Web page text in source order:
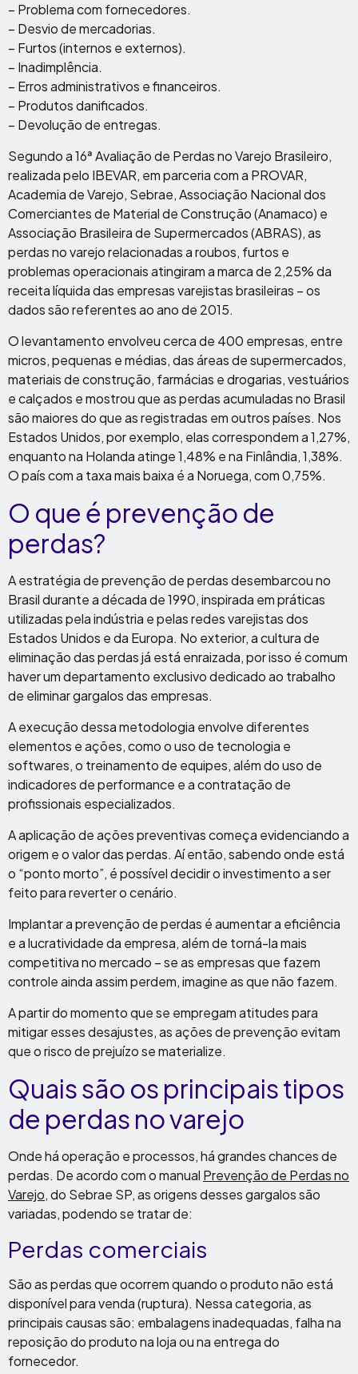
– Problema com fornecedores.
– Desvio de mercadorias.
– Furtos (internos e externos).
– Inadimplência.
– Erros administrativos e financeiros.
– Produtos danificados.
– Devolução de entregas.
Segundo a 16ª Avaliação de Perdas no Varejo Brasileiro,
realizada pelo IBEVAR, em parceria com a PROVAR,
Academia de Varejo, Sebrae, Associação Nacional dos
Comerciantes de Material de Construção (Anamaco) e
Associação Brasileira de Supermercados (ABRAS), as
perdas no varejo relacionadas a roubos, furtos e
problemas operacionais atingiram a marca de 2,25% da
receita líquida das empresas varejistas brasileiras – os
dados são referentes ao ano de 2015.
O levantamento envolveu cerca de 400 empresas, entre
micros, pequenas e médias, das áreas de supermercados,
materiais de construção, farmácias e drogarias, vestuários
e calçados e mostrou que as perdas acumuladas no Brasil
são maiores do que as registradas em outros países. Nos
Estados Unidos, por exemplo, elas correspondem a 1,27%,
enquanto na Holanda atinge 1,48% e na Finlândia, 1,38%.
O país com a taxa mais baixa é a Noruega, com 0,75%.
O que é prevenção de
perdas?
A estratégia de prevenção de perdas desembarcou no
Brasil durante a década de 1990, inspirada em práticas
utilizadas pela indústria e pelas redes varejistas dos
Estados Unidos e da Europa. No exterior, a cultura de
eliminação das perdas já está enraizada, por isso é comum
haver um departamento exclusivo dedicado ao trabalho
de eliminar gargalos das empresas.
A execução dessa metodologia envolve diferentes
elementos e ações, como o uso de tecnologia e
softwares, o treinamento de equipes, além do uso de
indicadores de performance e a contratação de
profissionais especializados.
A aplicação de ações preventivas começa evidenciando a
origem e o valor das perdas. Aí então, sabendo onde está
o “ponto morto”, é possível decidir o investimento a ser
feito para reverter o cenário.
Implantar a prevenção de perdas é aumentar a eficiência
e a lucratividade da empresa, além de torná-la mais
competitiva no mercado – se as empresas que fazem
controle ainda assim perdem, imagine as que não fazem.
A partir do momento que se empregam atitudes para
mitigar esses desajustes, as ações de prevenção evitam
que o risco de prejuízo se materialize.
Quais são os principais tipos
de perdas no varejo
Onde há operação e processos, há grandes chances de
perdas. De acordo com o manual Prevenção de Perdas no
Varejo, do Sebrae SP, as origens desses gargalos são
variadas, podendo se tratar de:
Perdas comerciais
São as perdas que ocorrem quando o produto não está
disponível para venda (ruptura). Nessa categoria, as
principais causas são: embalagens inadequadas, falha na
reposição do produto na loja ou na entrega do
fornecedor.